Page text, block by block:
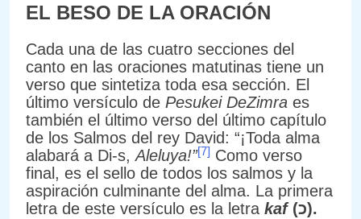
EL BESO DE LA ORACIÓN
Cada una de las cuatro secciones del
canto en las oraciones matutinas tiene un
verso que sintetiza toda esa sección. El
último versículo de Pesukei DeZimra es
también el último verso del último capítulo
de los Salmos del rey David: “¡Toda alma
alabará a Di-s,Aleluya!”[7] Como verso
final, es el sello de todos los salmos y la
aspiración culminante del alma. La primera
letra de este versículo es la letra kaf( כ).